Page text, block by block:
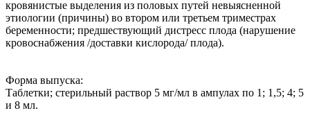
кровянистые выделения из половых путей невыясненной
этиологии (причины) во втором или третьем триместрах
беременности; предшествующий дистресс плода (нарушение
кровоснабжения /доставки кислорода/ плода).
Форма выпуска:
Таблетки; стерильный раствор 5 мг/мл в ампулах по 1; 1,5; 4; 5
и 8 мл.